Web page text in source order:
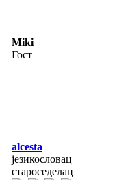
Miki
Гост
alcesta
језикословац
староседелац